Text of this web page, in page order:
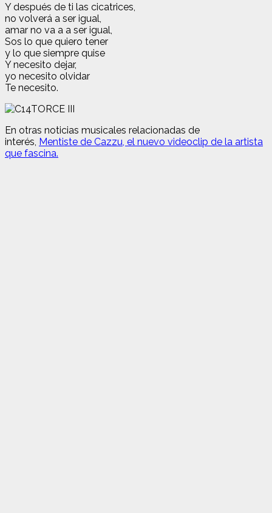
Y después de ti las cicatrices,
no volverá a ser igual,
amar no va a a ser igual,
Sos lo que quiero tener
y lo que siempre quise
Y necesito dejar,
yo necesito olvidar
Te necesito.
En otras noticias musicales relacionadas de
interés, Mentiste de Cazzu, el nuevo videoclip de la artista
que fascina.